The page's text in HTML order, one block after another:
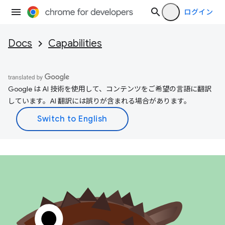
ログイン
Docs Capabilities
Google は AI 技術を使用して、コンテンツをご希望の言語に翻訳
しています。AI 翻訳には誤りが含まれる場合があります。